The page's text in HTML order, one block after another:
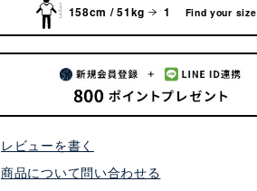
158cm / 51kg 1 Find your size
レビューを書く
商品について問い合わせる